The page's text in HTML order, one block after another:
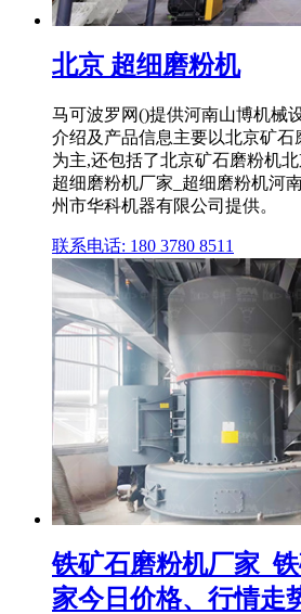
北京 超细磨粉机
马可波罗网()提供河南山博机械
介绍及产品信息主要以北京矿
为主,还包括了北京矿石磨粉机
超细磨粉机厂家_超细磨粉机河
州市华科机器有限公司提供。
联系电话: 180 3780 8511
铁矿石磨粉机厂家_
家今日价格、行情走